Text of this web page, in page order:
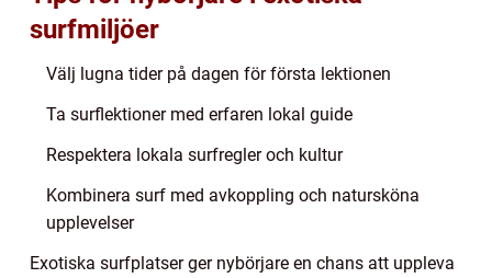
surfmiljöer
Välj lugna tider på dagen för första lektionen
Ta surflektioner med erfaren lokal guide
Respektera lokala surfregler och kultur
Kombinera surf med avkoppling och natursköna
upplevelser
Exotiska surfplatser ger nybörjare en chans att uppleva